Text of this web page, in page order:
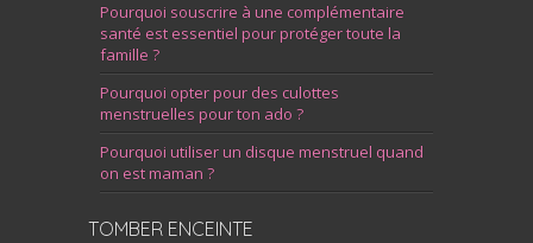
Pourquoi souscrire à une complémentaire
santé est essentiel pour protéger toute la
famille ?
Pourquoi opter pour des culottes
menstruelles pour ton ado ?
Pourquoi utiliser un disque menstruel quand
on est maman ?
TOMBER ENCEINTE